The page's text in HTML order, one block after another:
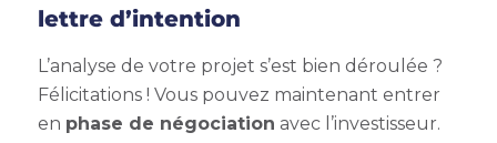
lettre d’intention
L’analyse de votre projet s’est bien déroulée ?
Félicitations ! Vous pouvez maintenant entrer
en phase de négociation avec l’investisseur.